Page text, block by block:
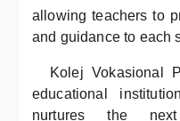
allowing teachers to
and guidance to each
Kolej Vokasional
educational
nurtures the